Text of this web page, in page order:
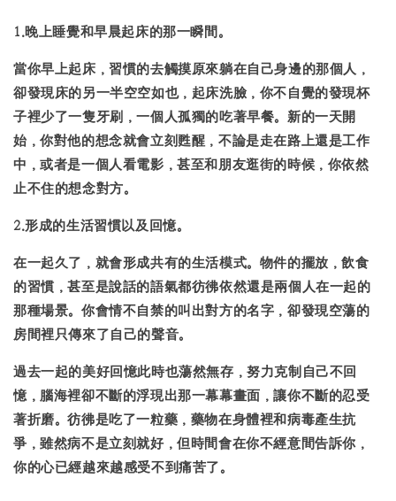
1.晚上睡覺和早晨起床的那一瞬間。
當你早上起床，習慣的去觸摸原來躺在自己身邊的那個人，
卻發現床的另一半空空如也，起床洗臉，你不自覺的發現杯
子裡少了一隻牙刷，一個人孤獨的吃著早餐。新的一天開
始，你對他的想念就會立刻甦醒，不論是走在路上還是工作
中，或者是一個人看電影，甚至和朋友逛街的時候，你依然
止不住的想念對方。
2.形成的生活習慣以及回憶。
在一起久了，就會形成共有的生活模式。物件的擺放，飲食
的習慣，甚至是說話的語氣都彷彿依然還是兩個人在一起的
那種場景。你會情不自禁的叫出對方的名字，卻發現空蕩的
房間裡只傳來了自己的聲音。
過去一起的美好回憶此時也蕩然無存，努力克制自己不回
憶，腦海裡卻不斷的浮現出那一幕幕畫面，讓你不斷的忍受
著折磨。彷彿是吃了一粒藥，藥物在身體裡和病毒產生抗
爭，雖然病不是立刻就好，但時間會在你不經意間告訴你，
你的心已經越來越感受不到痛苦了。